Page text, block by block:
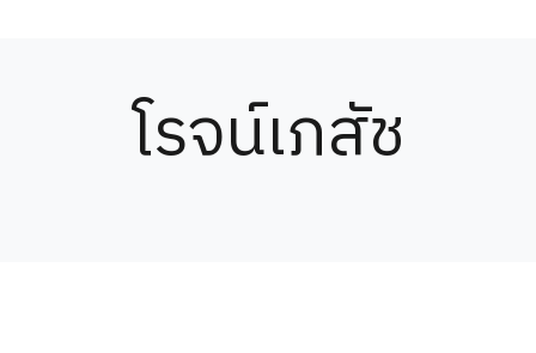
โรจน์เภสัช